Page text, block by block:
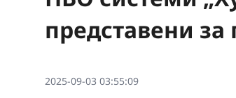
представени за
2025-09-03 03:55:09